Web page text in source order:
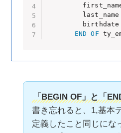
END
OF
「BEGIN OF」と「
書き忘れると、1,基本
定義したこと同じにな